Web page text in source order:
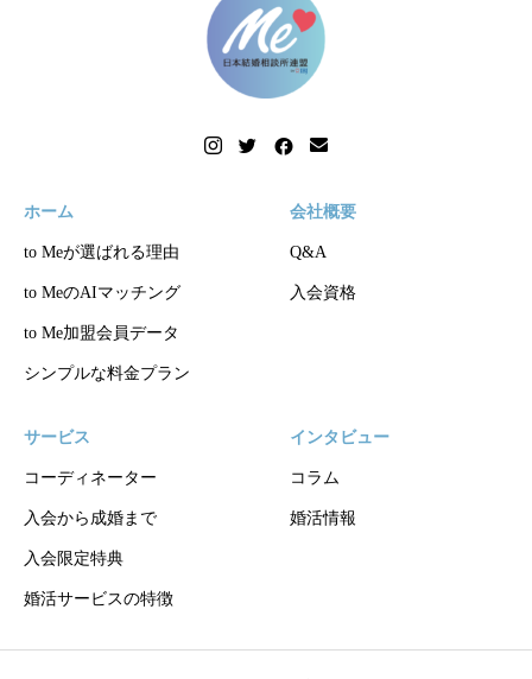
ホーム
to Meが選ばれる理由
to MeのAIマッチング
to Me加盟会員データ
シンプルな料金プラン
会社概要
Q&A
入会資格
サービス
コーディネーター
入会から成婚まで
入会限定特典
婚活サービスの特徴
インタビュー
コラム
婚活情報